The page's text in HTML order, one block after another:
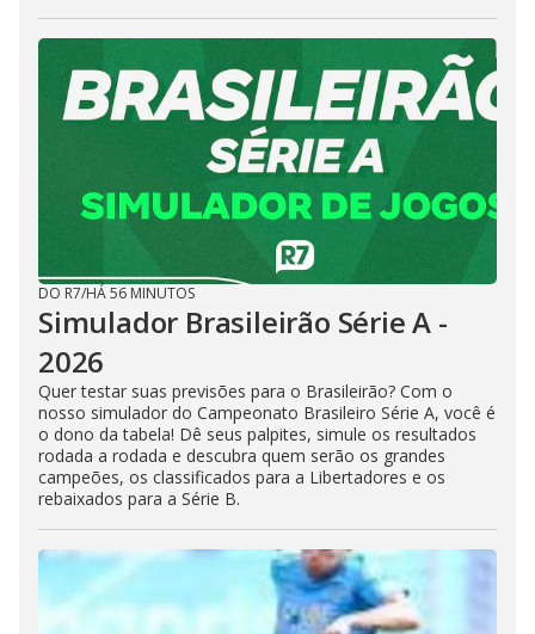
DO R7/HÁ 56 MINUTOS
Simulador Brasileirão Série A -
2026
Quer testar suas previsões para o Brasileirão? Com o
nosso simulador do Campeonato Brasileiro Série A, você é
o dono da tabela! Dê seus palpites, simule os resultados
rodada a rodada e descubra quem serão os grandes
campeões, os classificados para a Libertadores e os
rebaixados para a Série B.